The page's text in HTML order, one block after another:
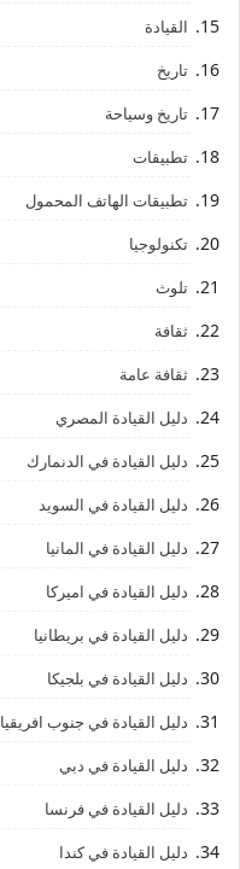
القيادة
تاريخ
تاريخ وسياحة
تطبيقات
تطبيقات الهاتف المحمول
تكنولوجيا
تلوث
ثقافة
ثقافة عامة
دليل القيادة المصري
دليل القيادة في الدنمارك
دليل القيادة في السويد
دليل القيادة في المانيا
دليل القيادة في اميركا
دليل القيادة في بريطانيا
دليل القيادة في بلجيكا
دليل القيادة في جنوب افريقيا
دليل القيادة في دبي
دليل القيادة في فرنسا
دليل القيادة في كندا